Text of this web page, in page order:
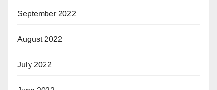
September 2022
August 2022
July 2022